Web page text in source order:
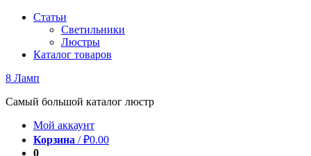
Перейти
содержимому
Статьи
Светильники
Люстры
Каталог товаров
8 Ламп
Самый большой каталог люстр
Мой аккаунт
Корзина /₽0.00
0